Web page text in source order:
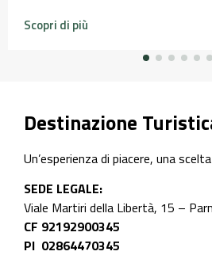
Scopri di più
Destinazione
Un’esperienza di piacere, una
SEDE LEGALE:
Viale Martiri della Libertà, 15 –
CF 92192900345
PI 02864470345